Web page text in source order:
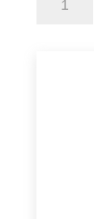
J.B.G.